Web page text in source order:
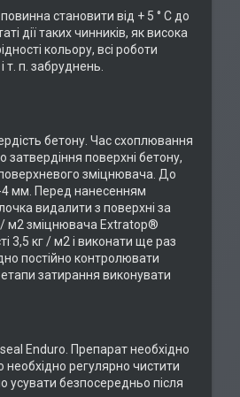
становити від + 5 ° C до
дії таких чинників, як висока
кольору, всі роботи
т. п. забруднень.
бетону. Час схоплювання
затвердіння поверхні бетону,
зміцнювача. До
4 мм. Перед нанесенням
видалити з поверхні за
/ м2 зміцнювача Extratop®
3,5 кг / м2 і виконати ще раз
постійно контролювати
затирання виконувати
Enduro. Препарат необхідно
необхідно регулярно чистити
усувати безпосередньо після